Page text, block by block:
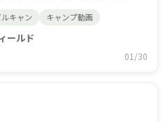
現在はこちらの1つのみです
ルキャン キャンプ動画
ールド
01/30